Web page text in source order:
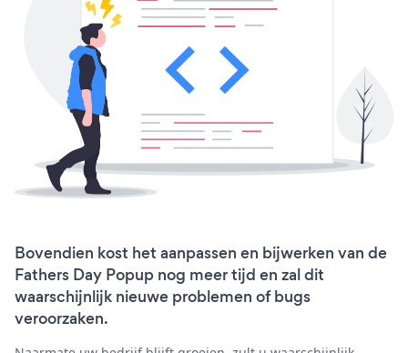
Bovendien kost het aanpassen en bijwerken van de
Fathers Day Popup nog meer tijd en zal dit
waarschijnlijk nieuwe problemen of bugs
veroorzaken.